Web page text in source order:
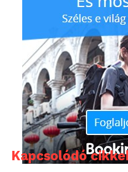
A fekete fényes
idétlenül fest a síkból
kiemelkedő, ezüstszínű
az egyetlen olyan
Samsung zenelejátszója
Merthogy a design maga
szép, a gondjaink
Kapcsolódó